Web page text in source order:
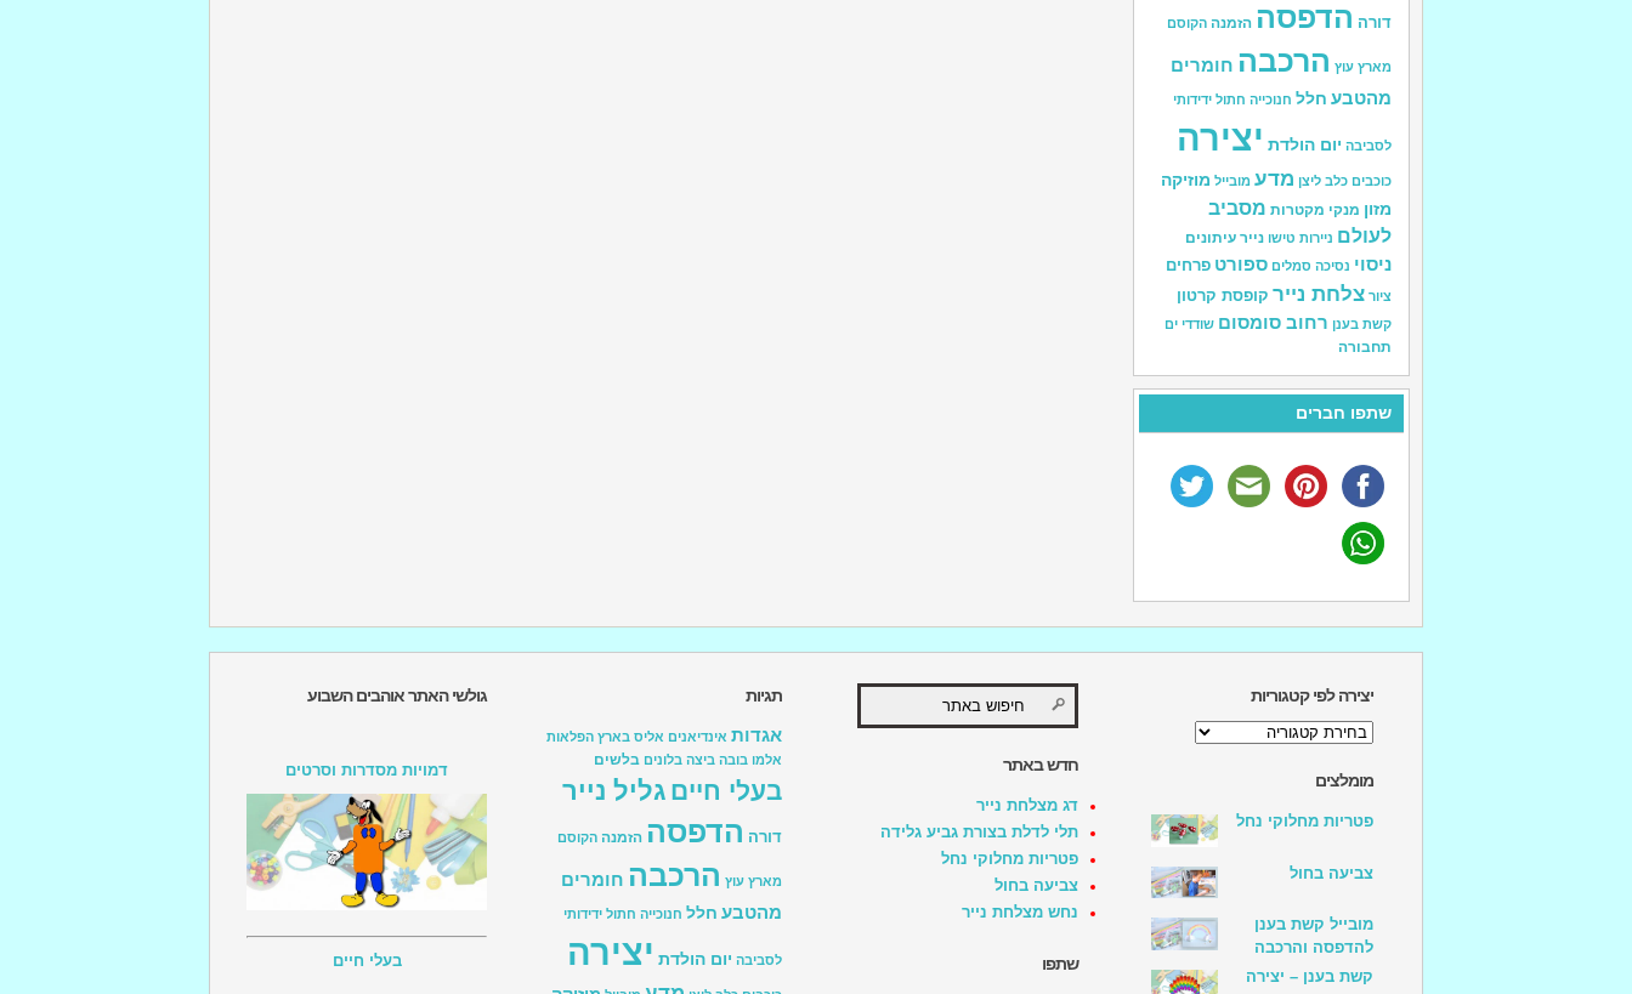
דורה הדפסה הזמנה הקוסם
מארץ עוץ הרכבה חומרים
מהטבע חלל חנוכייה חתול ידידותי
לסביבה יום הולדת יצירה
כוכבים כלב ליצן מדע מובייל מוזיקה
מזון מנקי מקטרות מסביב
לעולם ניירות טישו נייר עיתונים
ניסוי נסיכה סמלים ספורט פרחים
ציור צלחת נייר קופסת קרטון
קשת בענן רחוב סומסום שודדי ים
תחבורה
שתפו חברים
גולשי האתר אוהבים השבוע
דמויות מסדרות וסרטים
בעלי חיים
תגיות
אגדות אינדיאנים אליס בארץ הפלאות
אלמו בובה ביצה בלונים בלשים
בעלי חיים גליל נייר
דורה הדפסה הזמנה הקוסם
מארץ עוץ הרכבה חומרים
מהטבע חלל חנוכייה חתול ידידותי
לסביבה יום הולדת יצירה
חדש באתר
דג מצלחת נייר
תלי לדלת בצורת גביע גלידה
פטריות מחלוקי נחל
צביעה בחול
נחש מצלחת נייר
שתפו
יצירה לפי קטגוריות
יצירה
קטגוריות
מומלצים
פטריות מחלוקי נחל
צביעה בחול
מובייל קשת בענן
להדפסה והרכבה
קשת בענן – יצירה